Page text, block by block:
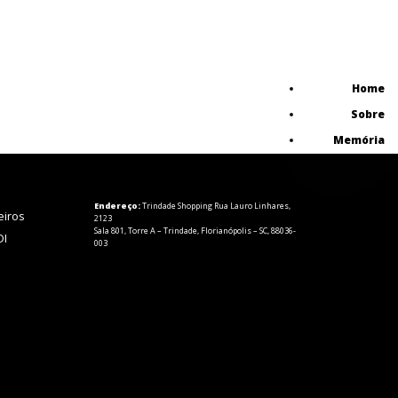
Home
Sobre
Memória
Endereço:Trindade Shopping Rua Lauro Linhares,
2123
Sala 801, Torre A – Trindade, Florianópolis – SC, 88036-
003